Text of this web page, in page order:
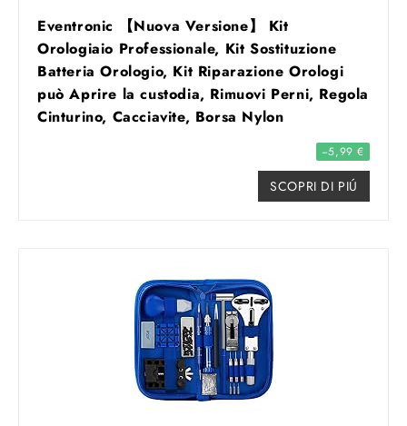
Eventronic 【Nuova Versione】 Kit
Orologiaio Professionale, Kit Sostituzione
Batteria Orologio, Kit Riparazione Orologi
può Aprire la custodia, Rimuovi Perni, Regola
Cinturino, Cacciavite, Borsa Nylon
−5,99 €
SCOPRI DI PIÚ